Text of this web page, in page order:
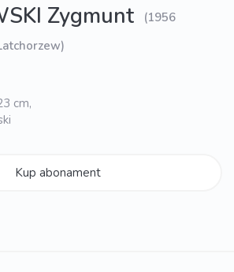
Zygmunt
(1956
cm,
Kup abonament